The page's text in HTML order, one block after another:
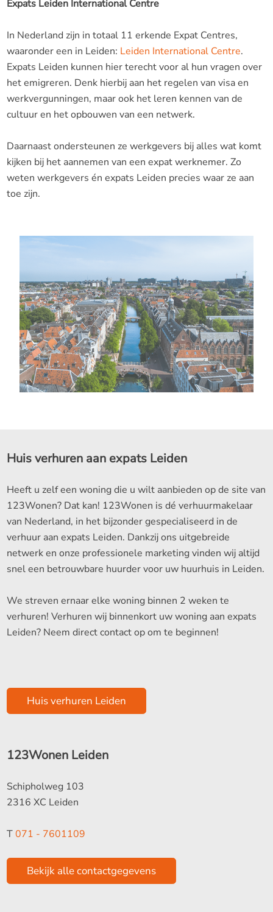
Expats Leiden International Centre
In Nederland zijn in totaal 11 erkende Expat Centres,
waaronder een in Leiden: Leiden International Centre.
Expats Leiden kunnen hier terecht voor al hun vragen over
het emigreren. Denk hierbij aan het regelen van visa en
werkvergunningen, maar ook het leren kennen van de
cultuur en het opbouwen van een netwerk.
Daarnaast ondersteunen ze werkgevers bij alles wat komt
kijken bij het aannemen van een expat werknemer. Zo
weten werkgevers én expats Leiden precies waar ze aan
toe zijn.
Huis verhuren aan expats Leiden
Heeft u zelf een woning die u wilt aanbieden op de site van
123Wonen? Dat kan! 123Wonen is dé verhuurmakelaar
van Nederland, in het bijzonder gespecialiseerd in de
verhuur aan expats Leiden. Dankzij ons uitgebreide
netwerk en onze professionele marketing vinden wij altijd
snel een betrouwbare huurder voor uw huurhuis in Leiden.
We streven ernaar elke woning binnen 2 weken te
verhuren! Verhuren wij binnenkort uw woning aan expats
Leiden? Neem direct contact op om te beginnen!
Huis verhuren Leiden
123Wonen Leiden
Schipholweg 103
2316 XC Leiden
T071 - 7601109
Bekijk alle contactgegevens